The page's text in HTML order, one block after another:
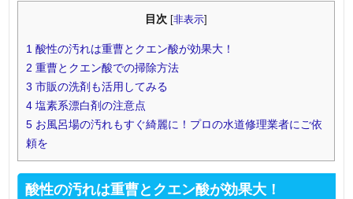
目次 [非表示]
1 酸性の汚れは重曹とクエン酸が効果大！
2 重曹とクエン酸での掃除方法
3 市販の洗剤も活用してみる
4 塩素系漂白剤の注意点
5 お風呂場の汚れもすぐ綺麗に！プロの水道修理業者にご依
頼を
酸性の汚れは重曹とクエン酸が効果大！